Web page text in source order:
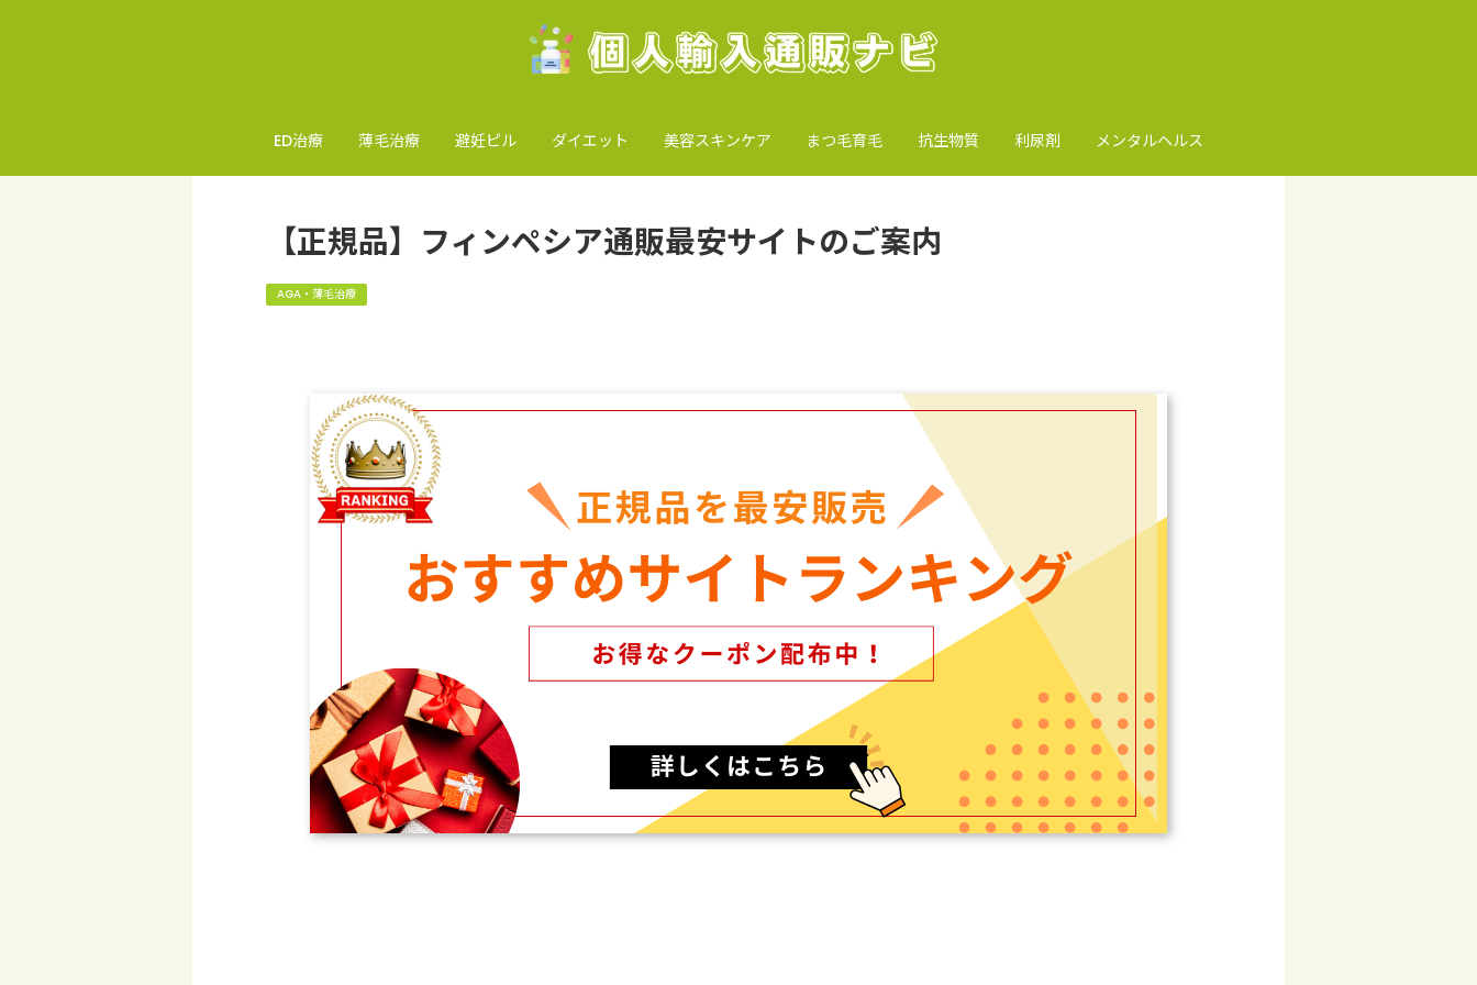
ED治療 薄毛治療 避妊ピル ダイエット 美容スキンケア まつ毛育毛 抗生物質 利尿剤 メンタルヘルス
【正規品】フィンペシア通販最安サイトのご案内
AGA・薄毛治療